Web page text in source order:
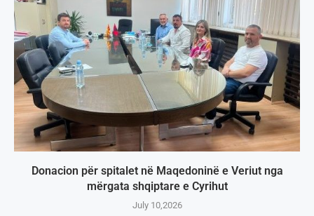
Donacion për spitalet në Maqedoninë e Veriut nga
mërgata shqiptare e Cyrihut
July 10,2026